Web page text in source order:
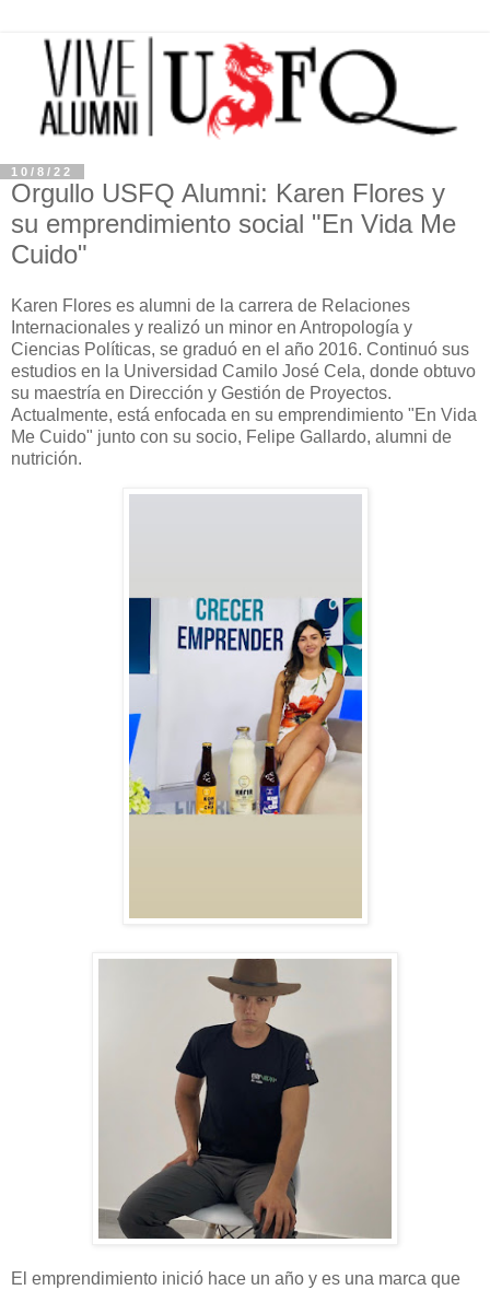
10/8/22
Orgullo USFQ Alumni: Karen Flores y
su emprendimiento social "En Vida Me
Cuido"
Karen Flores es alumni de la carrera de Relaciones
Internacionales y realizó un minor en Antropología y
Ciencias Políticas, se graduó en el año 2016. Continuó sus
estudios en la Universidad Camilo José Cela, donde obtuvo
su maestría en Dirección y Gestión de Proyectos.
Actualmente, está enfocada en su emprendimiento "En Vida
Me Cuido" junto con su socio, Felipe Gallardo, alumni de
nutrición.
El emprendimiento inició hace un año y es una marca que